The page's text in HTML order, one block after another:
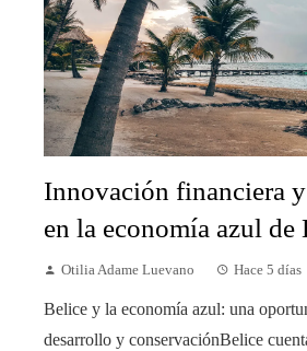
Innovación financiera
en la economía azul de
Otilia Adame Luevano Hace 5 días
Belice y la economía azul: una
desarrollo y conservaciónBelice